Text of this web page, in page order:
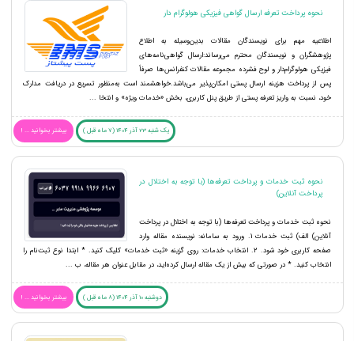
نحوه پرداخت تعرفه ارسال گواهی فیزیکی هولوگرام دار
اطلاعیه مهم برای نویسندگان مقالات بدین‌وسیله به اطلاع
پژوهشگران و نویسندگان محترم می‌رساند:ارسال گواهی‌نامه‌های
فیزیکی هولوگرام‌دار و لوح فشرده مجموعه مقالات کنفرانس‌ها صرفاً
پس از پرداخت هزینه ارسال پستی امکان‌پذیر می‌باشد.خواهشمند است به‌منظور تسریع در دریافت مدارک
خود، نسبت به واریز تعرفه پستی از طریق پنل کاربری، بخش «خدمات ویژه» و انتخا ...
یک شنبه 23 آذر 1404 (7 ماه قبل ) بیشتر بخوانید ... !
نحوه ثبت خدمات و پرداخت تعرفه‌ها (با توجه به اختلال در
پرداخت آنلاین)
نحوه ثبت خدمات و پرداخت تعرفه‌ها (با توجه به اختلال در پرداخت
آنلاین) الف) ثبت خدمات 1. ورود به سامانه: نویسنده مقاله وارد
صفحه کاربری خود شود. 2. انتخاب خدمات: روی گزینه «ثبت خدمات» کلیک کنید. * ابتدا نوع ثبت‌نام را
انتخاب کنید. * در صورتی که بیش از یک مقاله ارسال کرده‌اید، در مقابل عنوان هر مقاله، ب ...
دوشنبه 10 آذر 1404 (8 ماه قبل ) بیشتر بخوانید ... !